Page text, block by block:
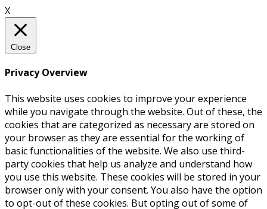
X
Close
Privacy Overview
This website uses cookies to improve your experience
while you navigate through the website. Out of these, the
cookies that are categorized as necessary are stored on
your browser as they are essential for the working of
basic functionalities of the website. We also use third-
party cookies that help us analyze and understand how
you use this website. These cookies will be stored in your
browser only with your consent. You also have the option
to opt-out of these cookies. But opting out of some of